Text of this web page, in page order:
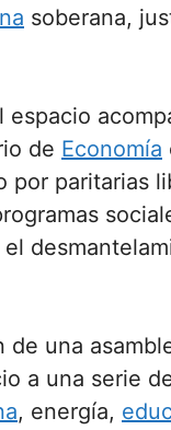
soberana,
de Economía
por paritarias
de una
a una serie
, energía,